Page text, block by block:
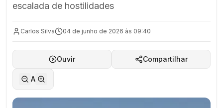
escalada de hostilidades
Carlos Silva 04 de junho de 2026 às 09:40
Ouvir Compartilhar
A